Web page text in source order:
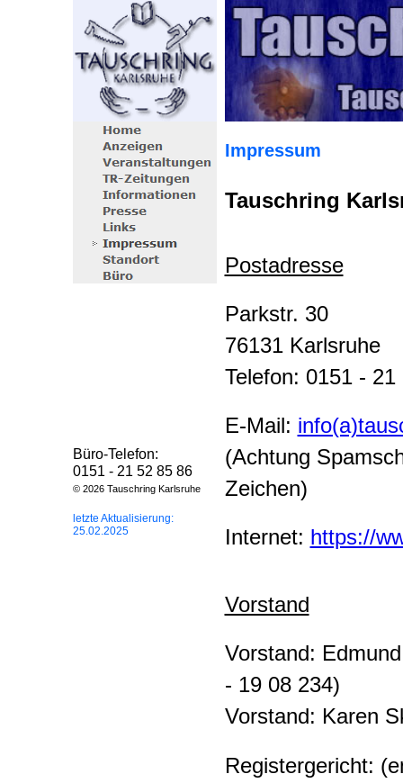
Büro-Telefon:
0151 - 21 52 85 86
© 2026 Tauschring Karlsruhe
letzte Aktualisierung:
25.02.2025
Impressum
Tauschring
Postadresse
Parkstr. 30
76131 Karlsruhe
Telefon: 0151 - 21
E-Mail:
(Achtung
Zeichen)
Internet: https://
Vorstand
Vorstand:
- 19 08 234)
Vorstand: Karen
Registergericht: